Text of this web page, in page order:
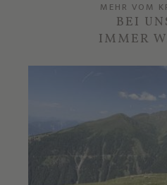
MEHR VOM
BEI
IMMER